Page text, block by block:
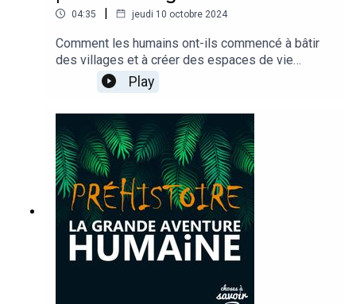
04:35 | jeudi 10 octobre 2024
Comment les humains ont-ils commencé à bâtir
des villages et à créer des espaces de vie
collective ? Comment s’organisaient ces
premiers foyers, et à quoi ressemblait le
sédentaires ? C’est ce que nous allons découvrir
ensemble.
Play